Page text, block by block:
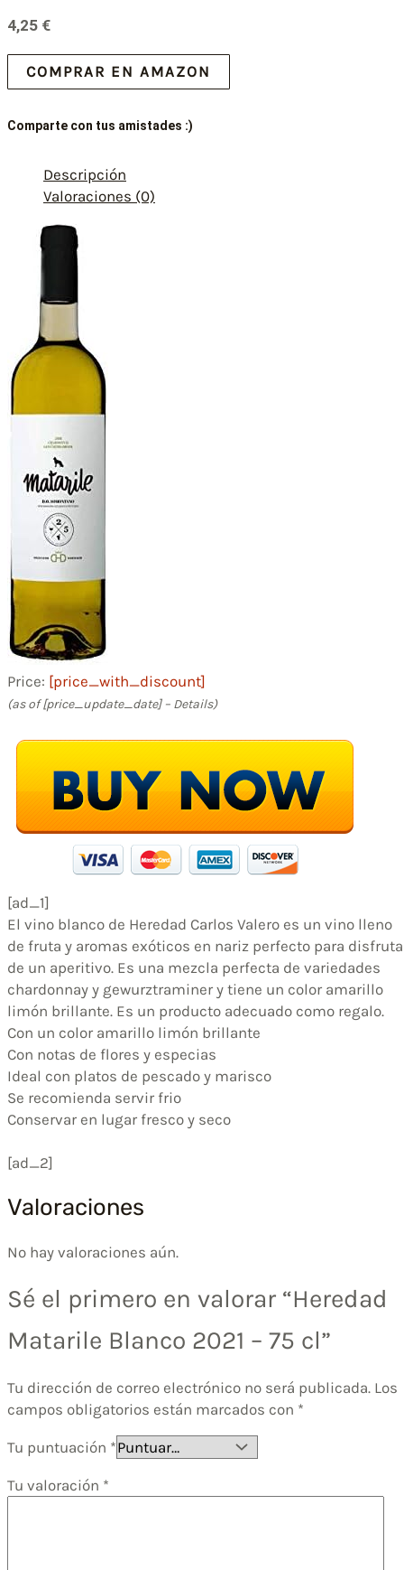
4,25 €
COMPRAR EN AMAZON
Comparte con tus amistades :)
Descripción
Valoraciones (0)
Price: [price_with_discount]
(as of [price_update_date] – Details)
[ad_1]
El vino blanco de Heredad Carlos Valero es un vino lleno
de fruta y aromas exóticos en nariz perfecto para
de un aperitivo. Es una mezcla perfecta de variedades
chardonnay y gewurztraminer y tiene un color amarillo
limón brillante. Es un producto adecuado como regalo.
Con un color amarillo limón brillante
Con notas de flores y especias
Ideal con platos de pescado y marisco
Se recomienda servir frio
Conservar en lugar fresco y seco
[ad_2]
Valoraciones
No hay valoraciones aún.
Sé el primero en valorar “Heredad
Matarile Blanco 2021 – 75 cl”
Tu dirección de correo electrónico no será publicada. Los
campos obligatorios están marcados con *
Tu puntuación *
Tu valoración *